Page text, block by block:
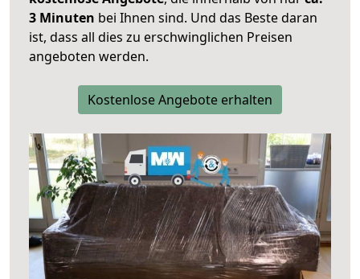
3 Minuten bei Ihnen sind. Und das Beste daran
ist, dass all dies zu erschwinglichen Preisen
angeboten werden.
Kostenlose Angebote erhalten